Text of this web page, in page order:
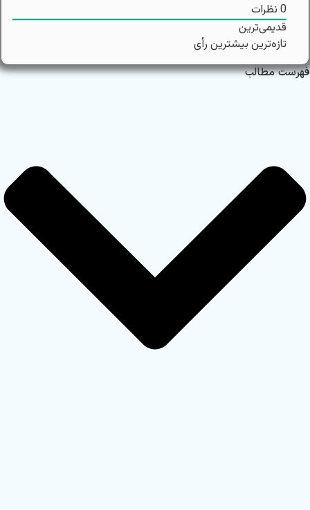
0 نظرات
قدیمی‌ترین
تازه‌ترین بیشترین رأی
فهرست مطالب